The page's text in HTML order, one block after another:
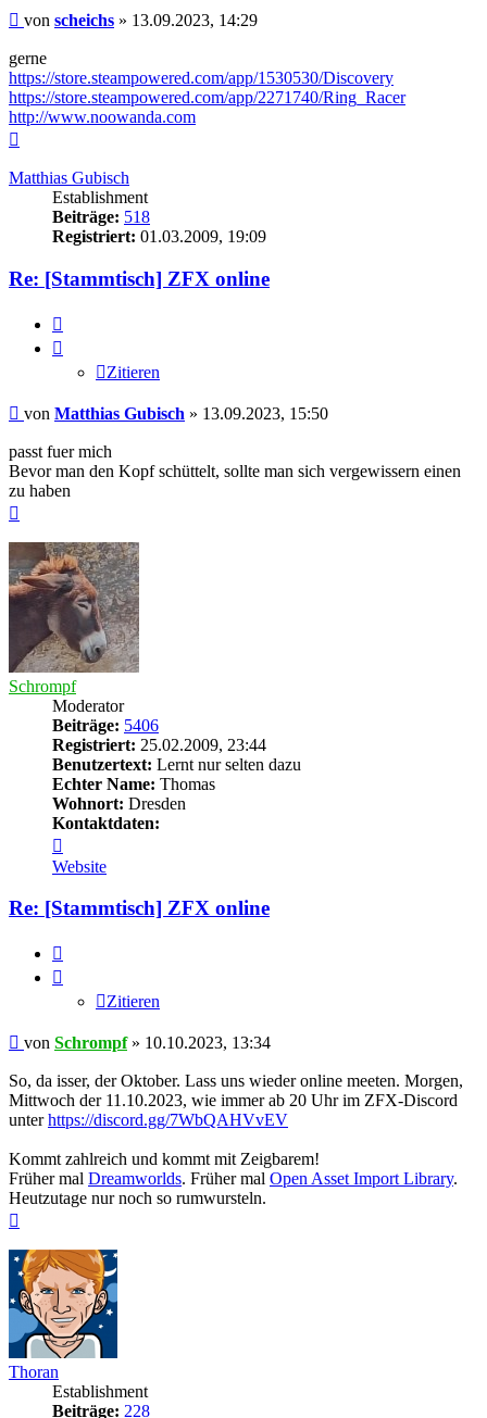
Beitrag
von scheichs » 13.09.2023, 14:29
gerne
https://store.steampowered.com/app/1530530/Discovery
https://store.steampowered.com/app/2271740/Ring_Racer
http://www.noowanda.com
Matthias Gubisch
Establishment
Beiträge: 518
Registriert: 01.03.2009, 19:09
Re: [Stammtisch] ZFX online
Zitieren
Beitrag
von Matthias Gubisch » 13.09.2023, 15:50
passt fuer mich
Bevor man den Kopf schüttelt, sollte man sich vergewissern einen
zu haben
Schrompf
Moderator
Beiträge: 5406
Registriert: 25.02.2009, 23:44
Benutzertext: Lernt nur selten dazu
Echter Name: Thomas
Wohnort: Dresden
Kontaktdaten:
von
Schrompf
Website
Re: [Stammtisch] ZFX online
Zitieren
Beitrag
von Schrompf» 10.10.2023, 13:34
So, da isser, der Oktober. Lass uns wieder online meeten. Morgen,
Mittwoch der 11.10.2023, wie immer ab 20 Uhr im ZFX-Discord
unterhttps://discord.gg/7WbQAHVvEV
Kommt zahlreich und kommt mit Zeigbarem!
Früher mal Dreamworlds. Früher mal Open Asset Import Library.
Heutzutage nur noch so rumwursteln.
Thoran
Establishment
Beiträge: 228